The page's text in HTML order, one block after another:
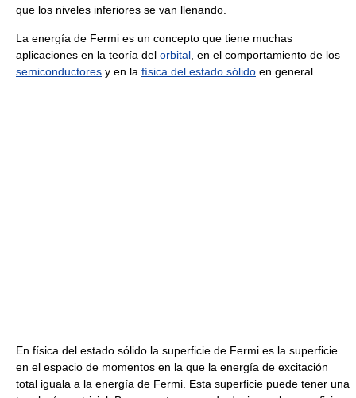
que los niveles inferiores se van llenando.
La energía de Fermi es un concepto que tiene muchas
aplicaciones en la teoría del orbital , en el comportamiento de los
semiconductores y en la física del estado sólido en general.
En física del estado sólido la superficie de Fermi es la superficie
en el espacio de momentos en la que la energía de excitación
total iguala a la energía de Fermi. Esta superficie puede tener una